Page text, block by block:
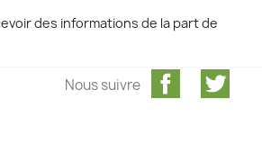
des informations de la part de
Facebook
Nous suivre